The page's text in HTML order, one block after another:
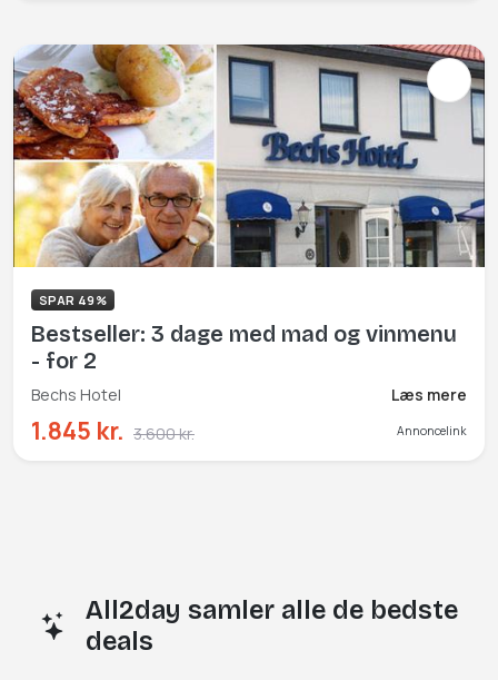
SPAR 49%
Bestseller: 3 dage med mad og vinmenu
- for 2
Bechs Hotel Læs mere
1.845 kr. 3.600 kr. Annoncelink
All2day samler alle de bedste
deals